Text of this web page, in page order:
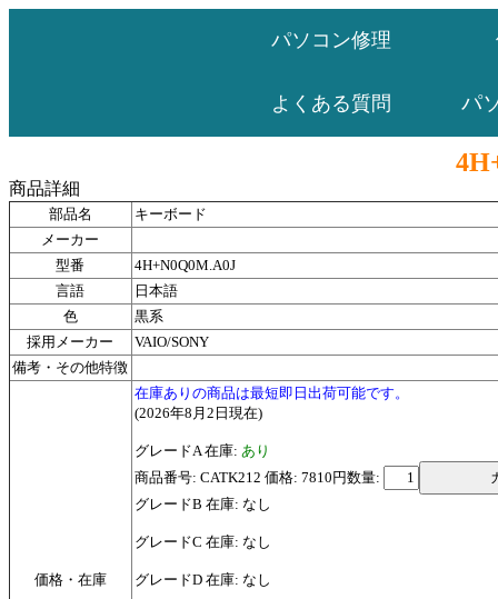
パソコン修理
よくある質問 パ
商品詳細
部品名
キーボード
メーカー
型番
4H+N0Q0M.A0J
言語
日本語
色
黒系
採用メーカー
VAIO/SONY
備考・その他特徴
価格・在庫
在庫ありの商品は最短即日出荷可能です。
(2026年8月2日現在)
グレードA 在庫: あり
商品番号: CATK212 価格: 7810円数量:
グレードB 在庫: なし
グレードC 在庫: なし
グレードD 在庫: なし